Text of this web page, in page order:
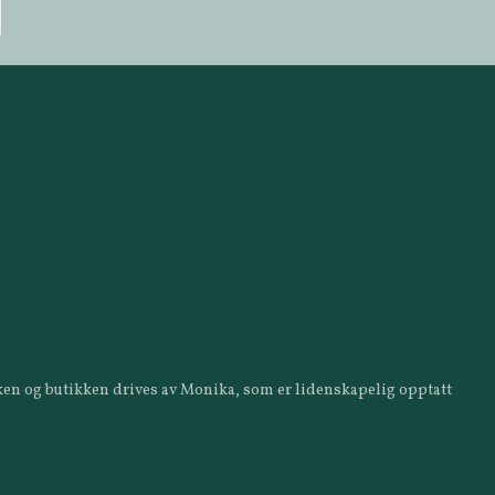
og butikken drives av Monika, som er lidenskapelig opptatt